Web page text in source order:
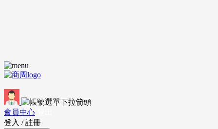
會員中心
登入 / 註冊